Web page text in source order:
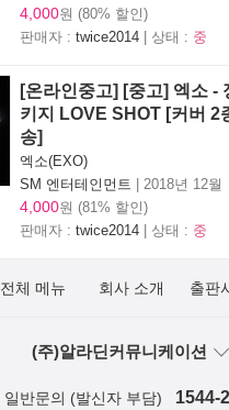
4,000원 (80% 할인)
판매자 : twice2014 | 상태 : 중
[온라인중고] [중고] 엑소 -
키지 LOVE SHOT [커버 2
송]
엑소(EXO)
SM 엔터테인먼트 | 2018년 12월
4,000원 (81% 할인)
판매자 : twice2014 | 상태 : 중
전체 메뉴 회사 소개 출판
(주)알라딘커뮤니케이션
일반문의 (발신자 부담) 1544-